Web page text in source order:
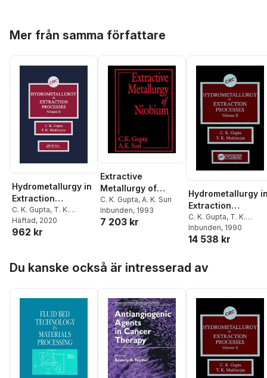
Mer från samma författare
Hydrometallurgy in
Extraction
Processes, Volume
II
C. K. Gupta, T. K.
Mukherjee
Häftad, 2020
962 kr
Extractive
Metallurgy of
Niobium
C. K. Gupta, A. K. Suri
Inbunden, 1993
7 203 kr
Hydrometallurgy
Extraction
Processes,
II
C. K. Gupta, T. K.
Mukherjee
Inbunden, 1990
14 538 kr
Du kanske också är intresserad av